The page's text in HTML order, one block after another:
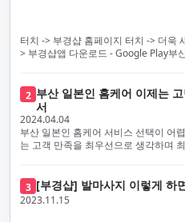
터치 -> 부경샵 홈페이지 터치 -> 더욱
> 부경샵앱 다운로드 - Google Play부
스의 모든 과정을 후불제로 운영합니
기 위한 부경샵의 약속입니다.부경샵
제공하는 깨끗하고 전문적으로 훈련된
랑스럽게 생각합니다. 이는 프리미엄
위한 부경샵의 노력의 일환입니다.현
하고 개인의 건강 상태를 지속적으로
체보다는 부경샵과 같이 안전과 고객
선택하는 것이 중요합니다.부산에서
은, 항상 후불제로 운영하면서 청결
2 부산 일본인 홈케어 이제는
서
2024.04.04
부산 일본인 홈케어 서비스 선택이 어
는 고객 만족을 최우선으로 생각하며
프리미엄 부산 일본인 홈케어 경험을
전문적으로 훈련된 관리사를 다수 보
현대 사회의 불확실성 속에서, 부경
3 [부경샵] 발마사지 이렇게 하
2023.11.15